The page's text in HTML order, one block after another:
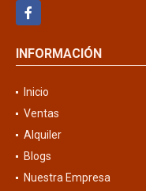
Facebook
INFORMACIÓN
Inicio
Ventas
Alquiler
Blogs
Nuestra Empresa